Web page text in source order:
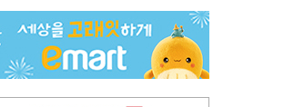
[농지 전수조사 폐해] 실경작농·청년농 부담도 커진다
아쉬운 태클
김주수 전 의성군수 공덕비 결국 철거… 문화재법 위반 원상복구